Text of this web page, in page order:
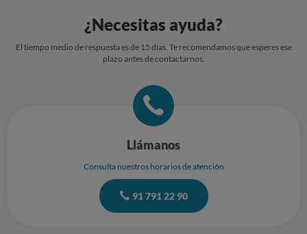
¿Necesitas ayuda?
El tiempo medio de respuesta es de 15 días. Te recomendamos que esperes ese
plazo antes de contactarnos.
Llámanos
Consulta nuestros horarios de atención
91 791 22 90